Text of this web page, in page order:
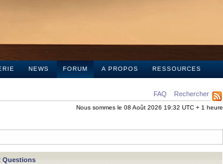
NEWS FORUM A PROPOS RESSOURCES
FAQ Rechercher
Nous sommes le 08 Août 2026 19:32 UTC + 1 heure
Questions